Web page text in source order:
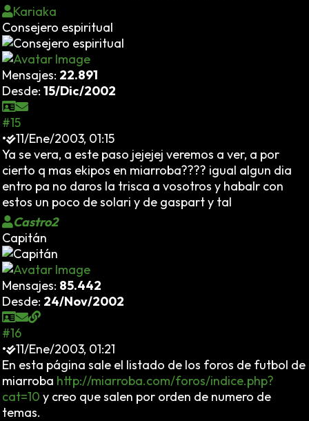
Kariaka
Consejero espiritual
Mensajes: 22.891
Desde: 15/Dic/2002
#15
•
11/Ene/2003, 01:15
Ya se vera, a este paso jejejej veremos a ver, a por
cierto q mas ekipos en miarroba???? igual algun dia
entro pa no daros la trisca a vosotros y habalr con
estos un poco de solari y de gaspart y tal
Castro2
Capitán
Mensajes: 85.442
Desde: 24/Nov/2002
#16
•
11/Ene/2003, 01:21
En esta página sale el listado de los foros de futbol de
miarroba http://miarroba.com/foros/indice.php?
cat=10 y creo que salen por orden de numero de
temas.